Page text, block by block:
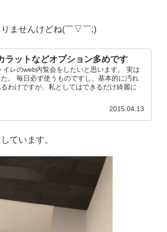
ませんけどね(￣▽￣;)
ットなどオプション多めです
レのweb内覧会をしたいと思います。 実は
。 毎日必ず使うものですし、基本的に汚れ
わけですが、私としてはできるだけ綺麗に
2015.04.13
ています。